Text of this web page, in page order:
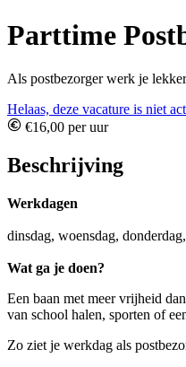
Parttime
Als postbezorger werk je
Helaas, deze vacature is niet
€16,00 per uur
Beschrijving
Werkdagen
dinsdag, woensdag,
Wat ga je doen?
Een baan met meer vrijheid
van school halen, sporten of
Zo ziet je werkdag als